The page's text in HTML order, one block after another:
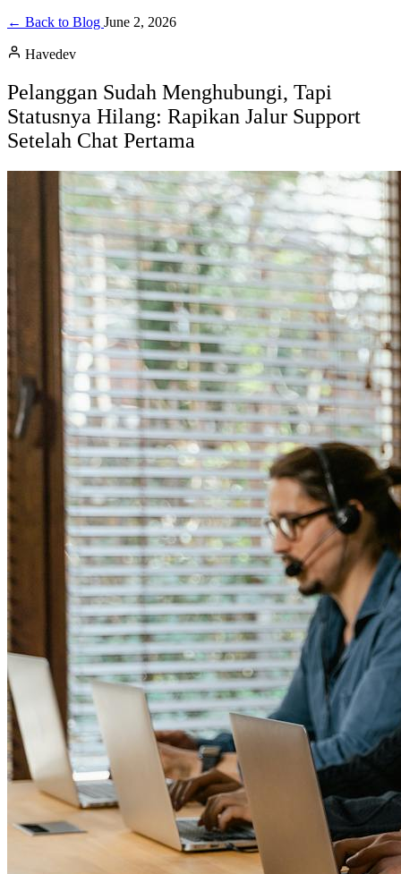
← Back to Blog June 2, 2026
Havedev
Pelanggan Sudah Menghubungi, Tapi
Statusnya Hilang: Rapikan Jalur Support
Setelah Chat Pertama